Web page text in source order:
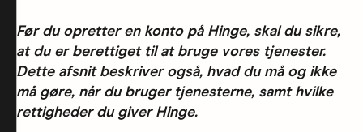
Før du opretter en konto på Hinge, skal du sikre,
at du er berettiget til at bruge vores tjenester.
Dette afsnit beskriver også, hvad du må og ikke
må gøre, når du bruger tjenesterne, samt hvilke
rettigheder du giver Hinge.